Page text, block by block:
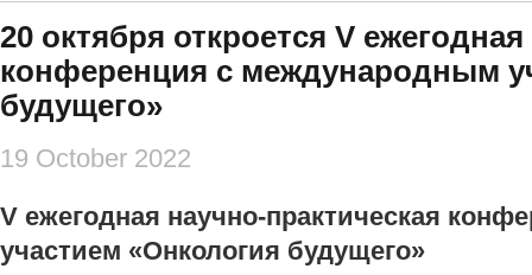
20 октября откроется V
конференция с международным
будущего»
19 October 2022
V ежегодная научно-практическая
участием «Онкология будущего»